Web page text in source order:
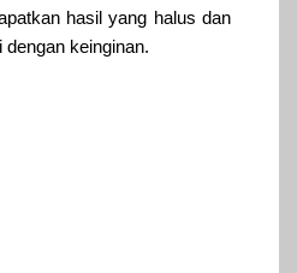
hasil yang halus dan
keinginan.